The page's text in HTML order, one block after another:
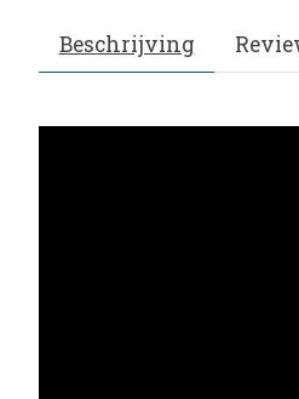
Beschrijving